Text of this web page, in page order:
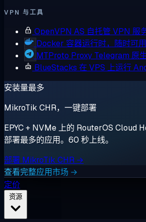
VPN 与工具
OpenVPN AS 自托管 VPN 服
Docker 容器运行时，随时可用
MTProto Proxy Telegram 原
BlueStacks 在 VPS 上运行
安装量最多
MikroTik CHR，一键部署
EPYC + NVMe 上的 RouterOS Cloud
部署最多的应用。60 秒上线。
部署 MikroTik CHR →
查看完整应用市场 →
定价